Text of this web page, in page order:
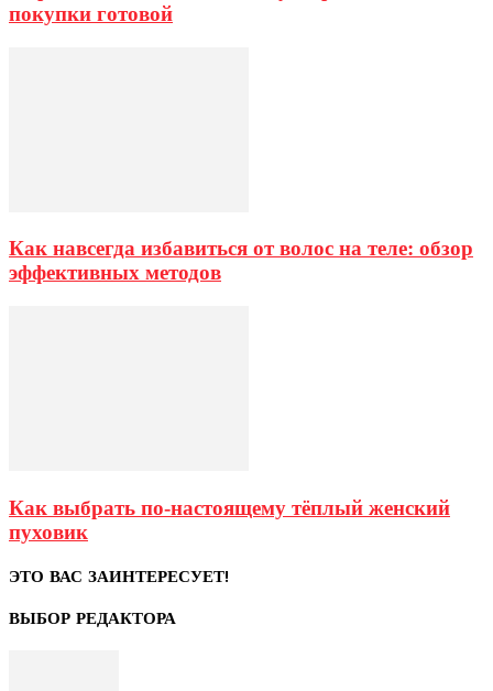
покупки готовой
Как навсегда избавиться от волос на теле: обзор
эффективных методов
Как выбрать по-настоящему тёплый женский
пуховик
ЭТО ВАС ЗАИНТЕРЕСУЕТ!
ВЫБОР РЕДАКТОРА